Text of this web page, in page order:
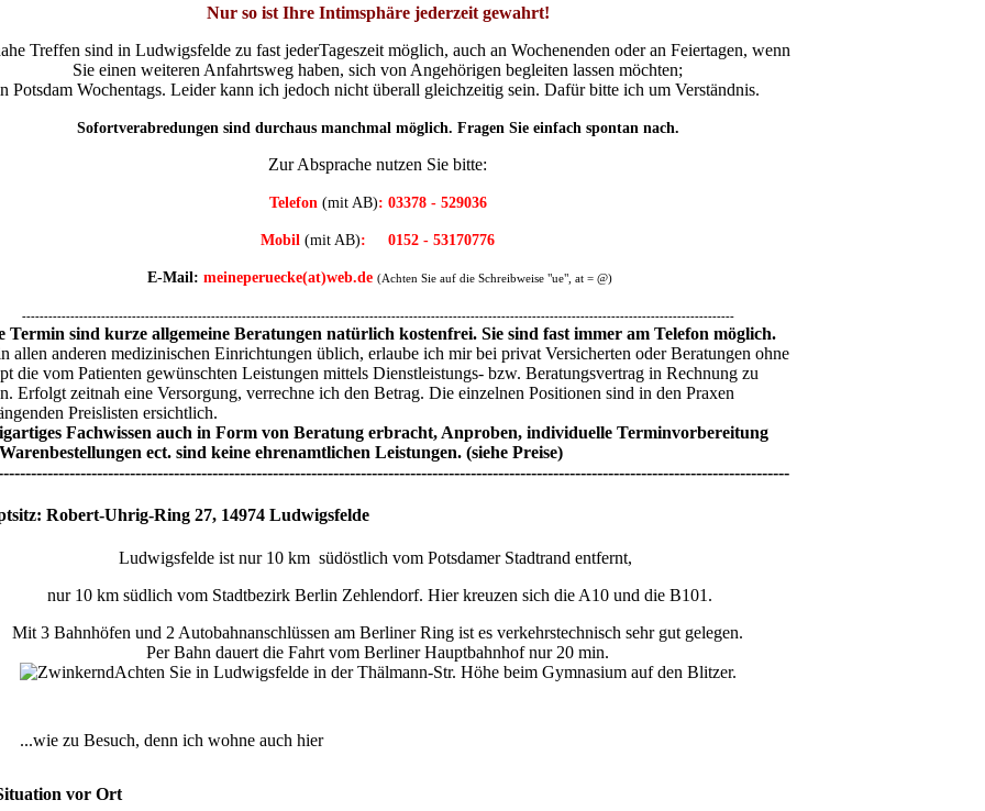
Nur so ist Ihre Intimsphäre jederzeit gewahrt!
Treffen sind in Ludwigsfelde zu fast jederTageszeit möglich, auch an Wochenenden oder an Feiertagen, wenn
Sie einen weiteren Anfahrtsweg haben, sich von Angehörigen begleiten lassen möchten;
Potsdam Wochentags. Leider kann ich jedoch nicht überall gleichzeitig sein. Dafür bitte ich um Verständnis.
Sofortverabredungen sind durchaus manchmal möglich. Fragen Sie einfach spontan nach.
Zur Absprache nutzen Sie bitte:
Telefon (mit AB): 03378 - 529036
Mobil (mit AB): 0152 - 53170776
E-Mail: meineperuecke(at)web.de (Achten Sie auf die Schreibweise "ue", at = @)
------------------------------------------------------------------------------------------------------------------------------------------------------------------
Termin sind kurze allgemeine Beratungen natürlich kostenfrei. Sie sind fast immer am Telefon möglich.
allen anderen medizinischen Einrichtungen üblich, erlaube ich mir bei privat Versicherten oder Beratungen ohne
die vom Patienten gewünschten Leistungen mittels Dienstleistungs- bzw. Beratungsvertrag in Rechnung zu
Erfolgt zeitnah eine Versorgung, verrechne ich den Betrag. Die einzelnen Positionen sind in den Praxen
Preislisten ersichtlich.
Fachwissen auch in Form von Beratung erbracht, Anproben, individuelle Terminvorbereitung
ect. sind keine ehrenamtlichen Leistungen. (siehe Preise)
Robert-Uhrig-Ring 27, 14974 Ludwigsfelde
Ludwigsfelde ist nur 10 km südöstlich vom Potsdamer Stadtrand entfernt,
nur 10 km südlich vom Stadtbezirk Berlin Zehlendorf. Hier kreuzen sich die A10 und die B101.
Mit 3 Bahnhöfen und 2 Autobahnanschlüssen am Berliner Ring ist es verkehrstechnisch sehr gut gelegen.
Per Bahn dauert die Fahrt vom Berliner Hauptbahnhof nur 20 min.
Achten Sie in Ludwigsfelde in der Thälmann-Str. Höhe beim Gymnasium auf den Blitzer.
...wie zu Besuch, denn ich wohne auch hier
vor Ort